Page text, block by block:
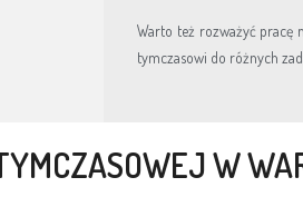
Warto też rozważyć pracę
tymczasowi do różnych
W